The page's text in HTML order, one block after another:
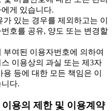
게 있습니다.
있는 경우를 제외하고는 이
호를 공유, 양도 또는 변경할
여된 이용자번호에 의하여
이용상의 과실 또는 제3자
용 등에 대한 모든 책임은 이
다.
용의 제한 및 이용계약